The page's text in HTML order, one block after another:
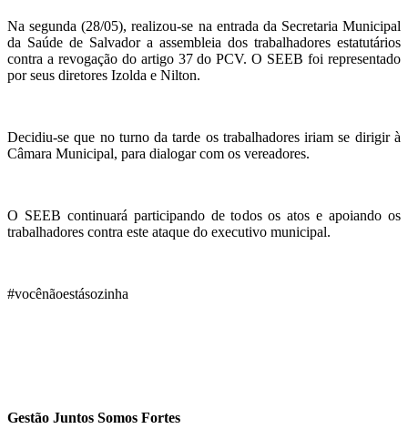
Na segunda (28/05), realizou-se na entrada da Secretaria Municipal
da Saúde de Salvador a assembleia dos trabalhadores estatutários
contra a revogação do artigo 37 do PCV. O SEEB foi representado
por seus diretores Izolda e Nilton.
Decidiu-se que no turno da tarde os trabalhadores iriam se dirigir à
Câmara Municipal, para dialogar com os vereadores.
O SEEB continuará participando de todos os atos e apoiando os
trabalhadores contra este ataque do executivo municipal.
#vocênãoestásozinha
Gestão Juntos Somos Fortes